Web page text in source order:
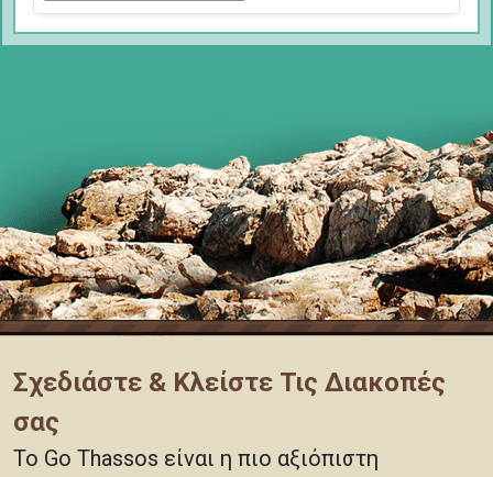
Σχεδιάστε & Κλείστε Τις Διακοπές
σας
Το Go Thassos είναι η πιο αξιόπιστη